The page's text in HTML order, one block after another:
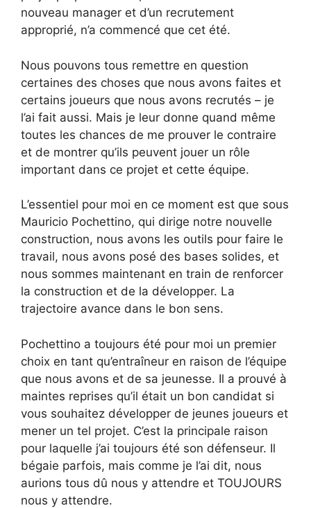
nouveau manager et d’un recrutement
approprié, n’a commencé que cet été.
Nous pouvons tous remettre en question
certaines des choses que nous avons faites et
certains joueurs que nous avons recrutés – je
l’ai fait aussi. Mais je leur donne quand même
toutes les chances de me prouver le contraire
et de montrer qu’ils peuvent jouer un rôle
important dans ce projet et cette équipe.
L’essentiel pour moi en ce moment est que sous
Mauricio Pochettino, qui dirige notre nouvelle
construction, nous avons les outils pour faire le
travail, nous avons posé des bases solides, et
nous sommes maintenant en train de renforcer
la construction et de la développer. La
trajectoire avance dans le bon sens.
Pochettino a toujours été pour moi un premier
choix en tant qu’entraîneur en raison de l’équipe
que nous avons et de sa jeunesse. Il a prouvé à
maintes reprises qu’il était un bon candidat si
vous souhaitez développer de jeunes joueurs et
mener un tel projet. C’est la principale raison
pour laquelle j’ai toujours été son défenseur. Il
bégaie parfois, mais comme je l’ai dit, nous
aurions tous dû nous y attendre et TOUJOURS
nous y attendre.